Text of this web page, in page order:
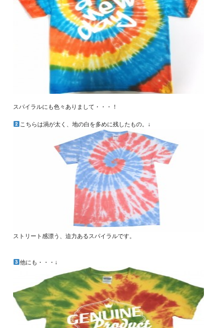
スパイラルにも色々ありまして・・・！
こちらは渦が太く、地の白を多めに残したもの。↓
ストリート感漂う、迫力あるスパイラルです。
他にも・・・↓